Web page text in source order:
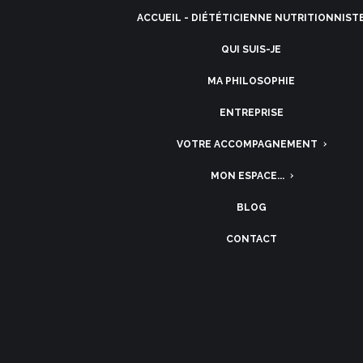
ACCUEIL - DIÉTÉTICIENNE
QUI SUIS-JE
MA PHILOSOPHIE
ENTREPRISE
VOTRE ACCOMPAGNEMENT
MON ESPACE...
BLOG
CONTACT